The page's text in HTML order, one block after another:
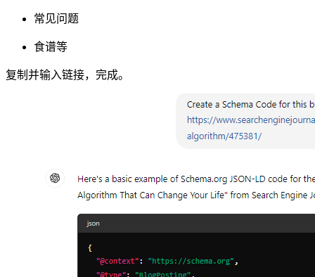
常见问题
食谱等
复制并输入链接，完成。